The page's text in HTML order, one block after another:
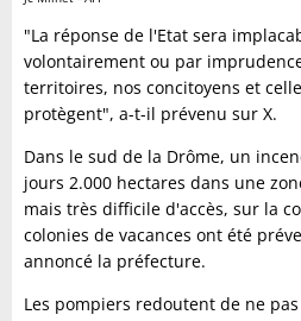
"La réponse de l'Etat sera
volontairement ou par
territoires, nos concitoyens et
protègent", a-t-il prévenu sur X.
Dans le sud de la Drôme, un
jours 2.000 hectares dans une
mais très difficile d'accès, sur la
colonies de vacances ont été
annoncé la préfecture.
Les pompiers redoutent de ne